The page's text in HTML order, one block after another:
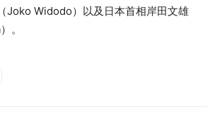
Joko Widodo）以及日本首相岸田文雄
。